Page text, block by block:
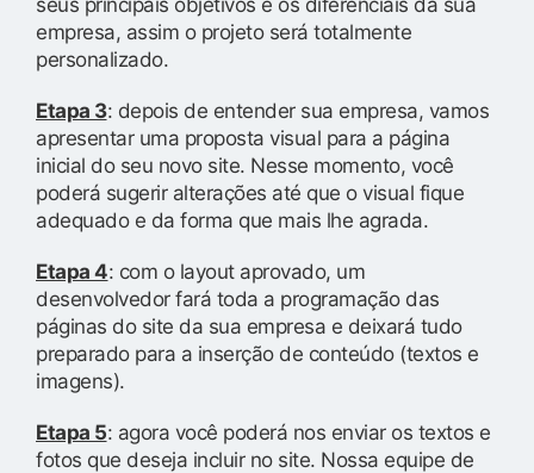
empresa, assim o projeto será totalmente
personalizado.
Etapa 3: depois de entender sua empresa, vamos
apresentar uma proposta visual para a página
inicial do seu novo site. Nesse momento, você
poderá sugerir alterações até que o visual fique
adequado e da forma que mais lhe agrada.
Etapa 4: com o layout aprovado, um
desenvolvedor fará toda a programação das
páginas do site da sua empresa e deixará tudo
preparado para a inserção de conteúdo (textos e
imagens).
Etapa 5: agora você poderá nos enviar os textos e
fotos que deseja incluir no site. Nossa equipe de